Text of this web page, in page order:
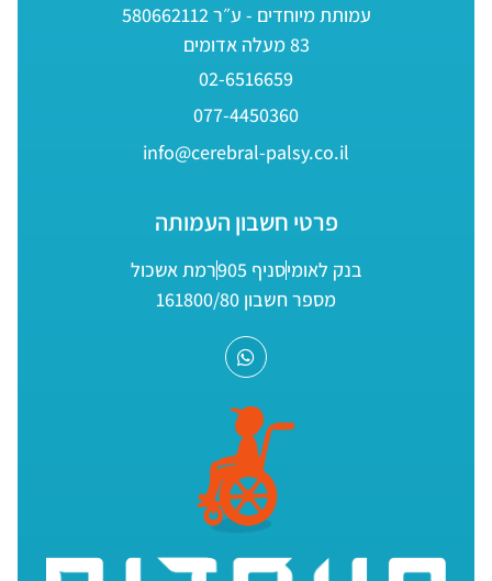
עמותת מיוחדים - ע״ר 580662112
83 מעלה אדומים
02-6516659
077-4450360
info@cerebral-palsy.co.il
פרטי חשבון העמותה
בנק לאומיסניף 905
רמת אשכול
מספר חשבון 161800/80